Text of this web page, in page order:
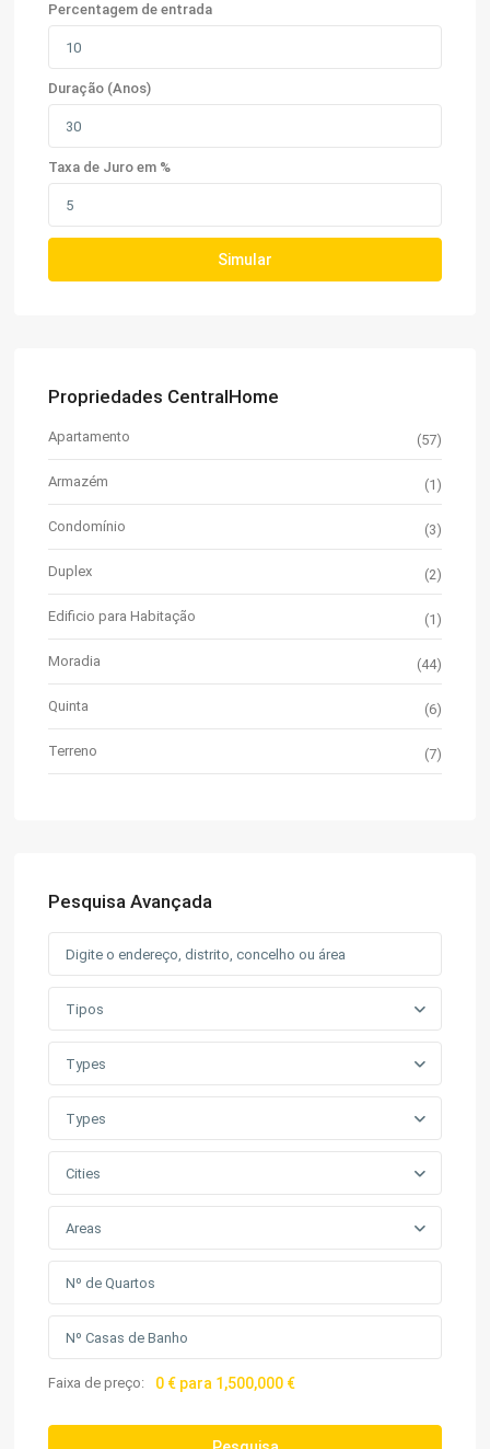
Percentagem de entrada
Duração (Anos)
Taxa de Juro em %
Simular
Propriedades CentralHome
Apartamento (57)
Armazém (1)
Condomínio (3)
Duplex (2)
Edificio para Habitação (1)
Moradia (44)
Quinta (6)
Terreno (7)
Pesquisa Avançada
Tipos
Types
Types
Cities
Areas
Faixa de preço: 0 € para 1,500,000 €